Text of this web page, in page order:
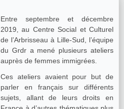
Entre septembre et décembre
2019, au Centre Social et Culturel
de l’Arbrisseau à Lille-Sud, l’équipe
du Grdr a mené plusieurs ateliers
auprès de femmes immigrées.
Ces ateliers avaient pour but de
parler en français sur différents
sujets, allant de leurs droits en